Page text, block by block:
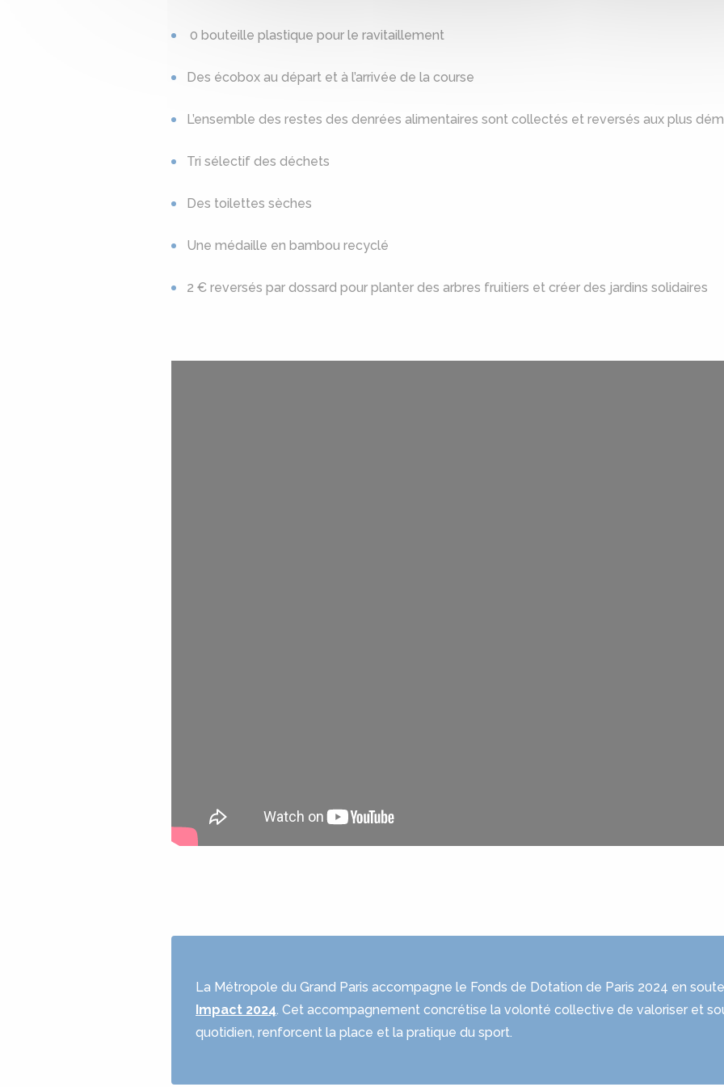
0 bouteille plastique pour le ravitaillement
Des écobox au départ et à l’arrivée de la course
L’ensemble des restes des denrées alimentaires sont collectés et reversés aux plus
Tri sélectif des déchets
Des toilettes sèches
Une médaille en bambou recyclé
2 € reversés par dossard pour planter des arbres fruitiers et créer des jardins solidaires
La Métropole du Grand Paris accompagne le Fonds de Dotation de Paris 2024 en
Impact 2024. Cet accompagnement concrétise la volonté collective de valoriser et
quotidien, renforcent la place et la pratique du sport.